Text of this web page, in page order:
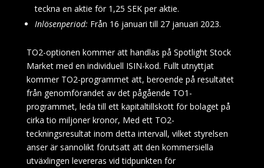
teckna en aktie för 1,25 SEK per aktie.
Inlösenperiod: Från 16 januari till 27 januari 2023.
TO2-optionen kommer att handlas på Spotlight Stock
Market med en individuell ISIN-kod. Fullt utnyttjat
kommer TO2-programmet att, beroende på resultatet
från genomförandet av det pågående TO1-
programmet, leda till ett kapitaltillskott för bolaget på
cirka tio miljoner kronor, Med ett TO2-
teckningsresultat inom detta intervall, vilket styrelsen
anser är sannolikt förutsatt att den kommersiella
utväxlingen levereras vid tidpunkten för